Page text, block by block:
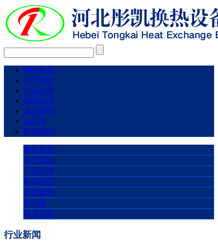
网站首页
关于我们
产品分类
新闻动态
成功案例
知识库
联系我们
网站首页
关于我们
产品分类
新闻动态
成功案例
知识库
联系我们
行业新闻